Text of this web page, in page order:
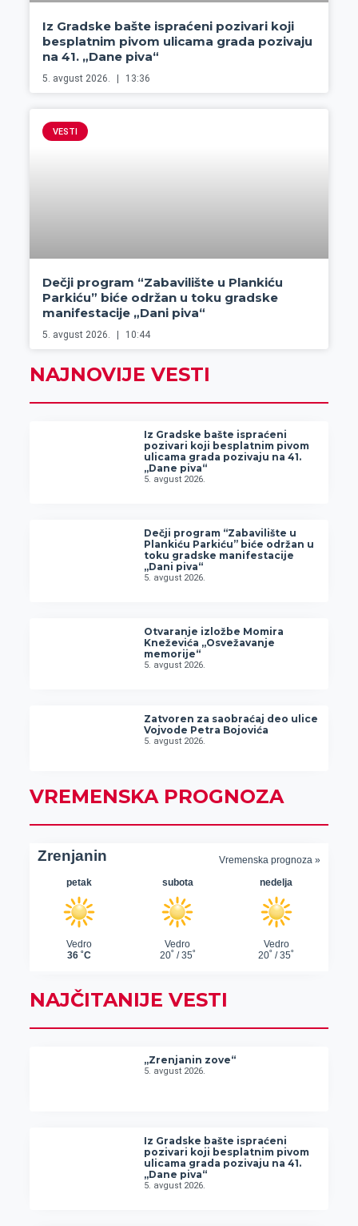
Iz Gradske bašte ispraćeni pozivari koji
besplatnim pivom ulicama grada pozivaju
na 41. „Dane piva“
5. avgust 2026. 13:36
VESTI
Dečji program “Zabavilište u Plankiću
Parkiću” biće održan u toku gradske
manifestacije „Dani piva“
5. avgust 2026. 10:44
NAJNOVIJE VESTI
Iz Gradske bašte ispraćeni
pozivari koji besplatnim pivom
ulicama grada pozivaju na 41.
„Dane piva“
5. avgust 2026.
Dečji program “Zabavilište u
Plankiću Parkiću” biće održan u
toku gradske manifestacije
„Dani piva“
5. avgust 2026.
Otvaranje izložbe Momira
Kneževića „Osvežavanje
memorije“
5. avgust 2026.
Zatvoren za saobraćaj deo ulice
Vojvode Petra Bojovića
5. avgust 2026.
VREMENSKA PROGNOZA
NAJČITANIJE VESTI
„Zrenjanin zove“
5. avgust 2026.
Iz Gradske bašte ispraćeni
pozivari koji besplatnim pivom
ulicama grada pozivaju na 41.
„Dane piva“
5. avgust 2026.